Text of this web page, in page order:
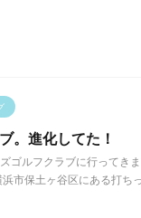
。進化してた！
ゴルフクラブに行ってき
市保土ヶ谷区にある打ち